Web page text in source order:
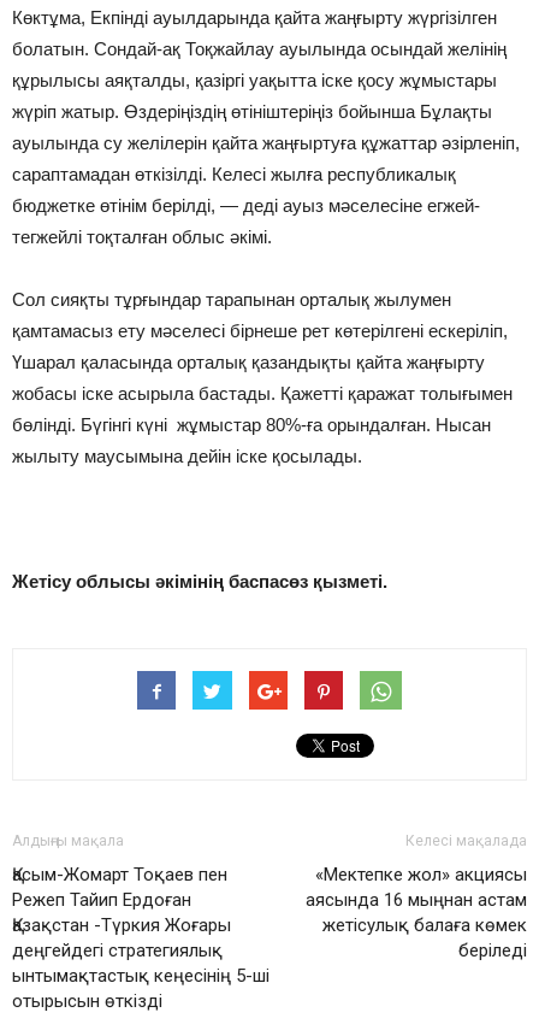
Көктұма, Екпінді ауылдарында қайта жаңғырту жүргізілген
болатын. Сондай-ақ Тоқжайлау ауылында осындай желінің
құрылысы аяқталды, қазіргі уақытта іске қосу жұмыстары
жүріп жатыр. Өздеріңіздің өтініштеріңіз бойынша Бұлақты
ауылында су желілерін қайта жаңғыртуға құжаттар әзірленіп,
сараптамадан өткізілді. Келесі жылға республикалық
бюджетке өтінім берілді, — деді ауыз мәселесіне егжей-
тегжейлі тоқталған облыс әкімі.
Сол сияқты тұрғындар тарапынан орталық жылумен
қамтамасыз ету мәселесі бірнеше рет көтерілгені ескеріліп,
Үшарал қаласында орталық қазандықты қайта жаңғырту
жобасы іске асырыла бастады. Қажетті қаражат толығымен
бөлінді. Бүгінгі күні жұмыстар 80%-ға орындалған. Нысан
жылыту маусымына дейін іске қосылады.
Жетісу облысы әкімінің баспасөз қызметі.
Алдыңғы мақала
Қасым-Жомарт Тоқаев пен
Режеп Тайип Ердоған
Қазақстан -Түркия Жоғары
деңгейдегі стратегиялық
ынтымақтастық кеңесінің 5-ші
отырысын өткізді
Келесі мақалада
«Мектепке жол» акциясы
аясында 16 мыңнан астам
жетісулық балаға көмек
беріледі